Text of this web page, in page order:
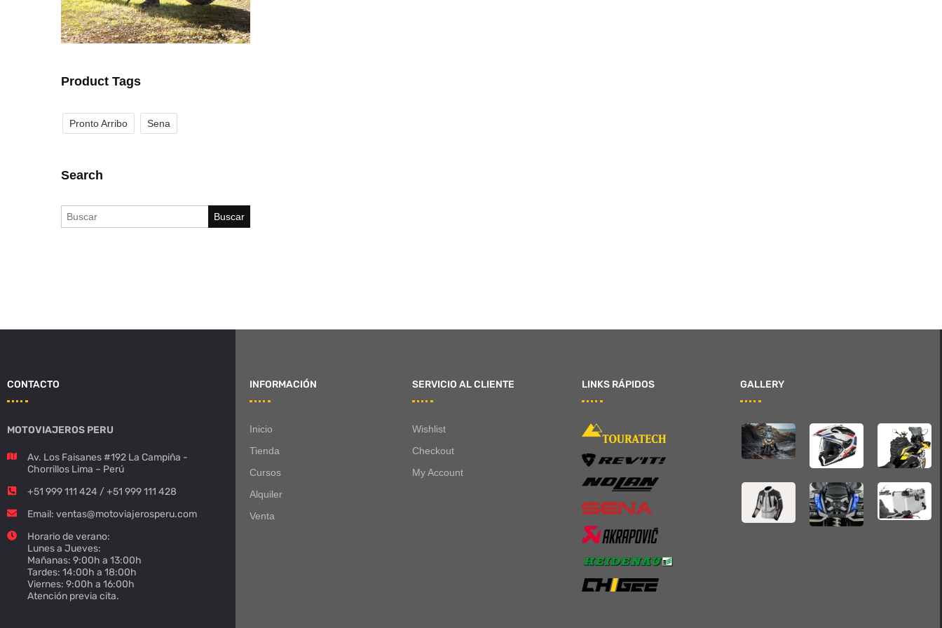
Product Tags
Pronto Arribo Sena
Search
CONTACTO
MOTOVIAJEROS PERU
Av. Los Faisanes #192 La Campiña -
Chorrillos Lima – Perú
+51 999 111 424 / +51 999 111 428
Email: ventas@motoviajerosperu.com
Horario de verano:
Lunes a Jueves:
Mañanas: 9:00h a 13:00h
Tardes: 14:00h a 18:00h
Viernes: 9:00h a 16:00h
Atención previa cita.
INFORMACIÓN
Inicio
Tienda
Cursos
Alquiler
Venta
SERVICIO AL CLIENTE
Wishlist
Checkout
My Account
LINKS RÁPIDOS GALLERY